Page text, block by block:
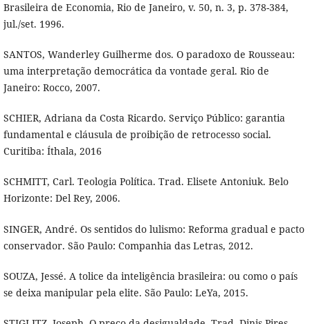
Brasileira de Economia, Rio de Janeiro, v. 50, n. 3, p. 378-384,
jul./set. 1996.
SANTOS, Wanderley Guilherme dos. O paradoxo de Rousseau:
uma interpretação democrática da vontade geral. Rio de
Janeiro: Rocco, 2007.
SCHIER, Adriana da Costa Ricardo. Serviço Público: garantia
fundamental e cláusula de proibição de retrocesso social.
Curitiba: Íthala, 2016
SCHMITT, Carl. Teologia Política. Trad. Elisete Antoniuk. Belo
Horizonte: Del Rey, 2006.
SINGER, André. Os sentidos do lulismo: Reforma gradual e pacto
conservador. São Paulo: Companhia das Letras, 2012.
SOUZA, Jessé. A tolice da inteligência brasileira: ou como o país
se deixa manipular pela elite. São Paulo: LeYa, 2015.